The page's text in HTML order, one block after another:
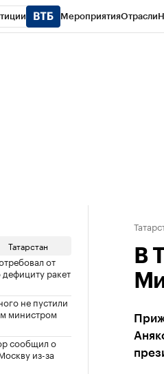
МероприятияОтрасли
Татарстан
от
ракет
не пустили
министром
сообщил о
из-за
В